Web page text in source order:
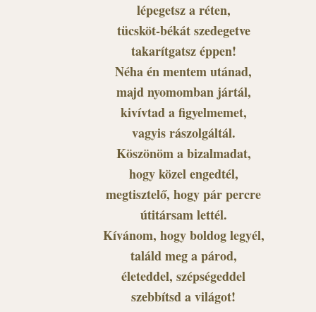
lépegetsz a réten,
tücsköt-békát szedegetve
takarítgatsz éppen!
Néha én mentem utánad,
majd nyomomban jártál,
kivívtad a figyelmemet,
vagyis rászolgáltál.
Köszönöm a bizalmadat,
hogy közel engedtél,
megtisztelő, hogy pár percre
útitársam lettél.
Kívánom, hogy boldog legyél,
találd meg a párod,
életeddel, szépségeddel
szebbítsd a világot!